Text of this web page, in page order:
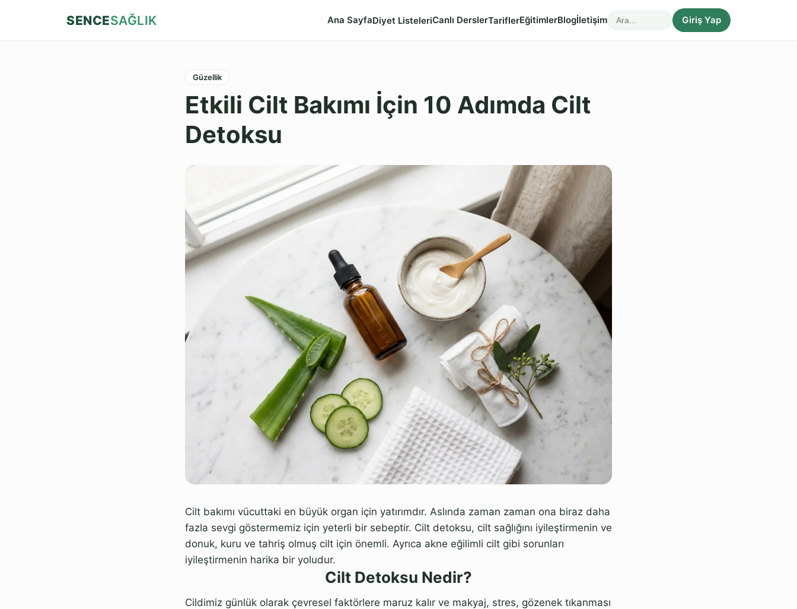
SENCESAĞLIK Ana SayfaDiyet ListeleriCanlı DerslerTariflerEğitimlerBlogİletişim Giriş Yap
Güzellik
Etkili Cilt Bakımı İçin 10 Adımda Cilt
Detoksu
Cilt bakımı vücuttaki en büyük organ için yatırımdır. Aslında zaman zaman ona biraz daha
fazla sevgi göstermemiz için yeterli bir sebeptir. Cilt detoksu, cilt sağlığını iyileştirmenin ve
donuk, kuru ve tahriş olmuş cilt için önemli. Ayrıca akne eğilimli cilt gibi sorunları
iyileştirmenin harika bir yoludur.
Cilt Detoksu Nedir?
Cildimiz günlük olarak çevresel faktörlere maruz kalır ve makyaj, stres, gözenek tıkanması